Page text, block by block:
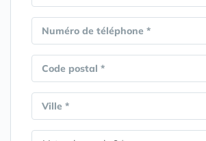
Numéro de téléphone *
Code postal *
Ville *